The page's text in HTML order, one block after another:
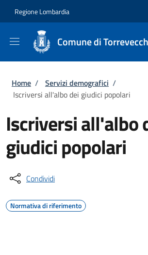
Regione Lombardia
Comune di
Briciole di pane
Home / Servizi demografici /
Iscriversi all'albo dei giudici popolari
Iscriversi all'albo
giudici popolari
Condividi
Normativa di riferimento